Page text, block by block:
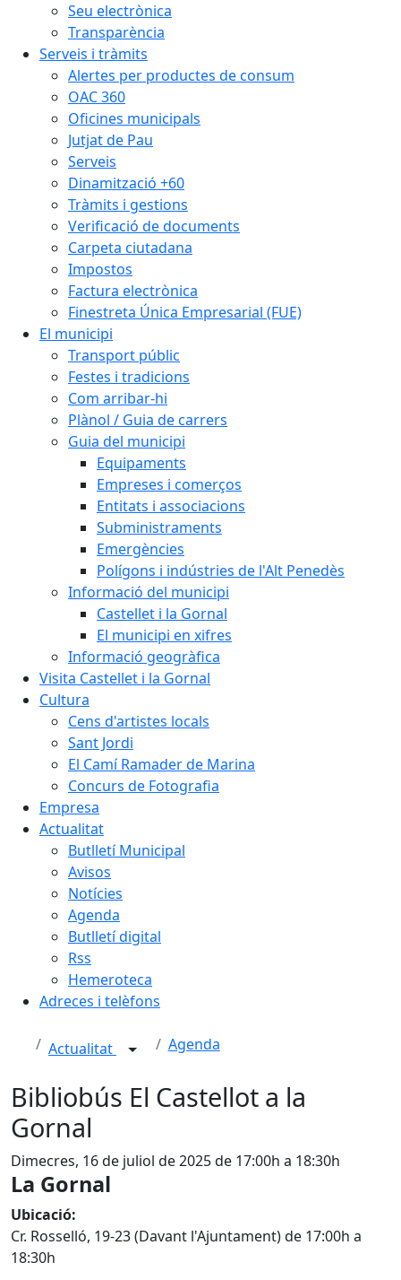
Seu electrònica
Transparència
Serveis i tràmits
Alertes per productes de consum
OAC 360
Oficines municipals
Jutjat de Pau
Serveis
Dinamització +60
Tràmits i gestions
Verificació de documents
Carpeta ciutadana
Impostos
Factura electrònica
Finestreta Única Empresarial (FUE)
El municipi
Transport públic
Festes i tradicions
Com arribar-hi
Plànol / Guia de carrers
Guia del municipi
Equipaments
Empreses i comerços
Entitats i associacions
Subministraments
Emergències
Polígons i indústries de l'Alt Penedès
Informació del municipi
Castellet i la Gornal
El municipi en xifres
Informació geogràfica
Visita Castellet i la Gornal
Cultura
Cens d'artistes locals
Sant Jordi
El Camí Ramader de Marina
Concurs de Fotografia
Empresa
Actualitat
Butlletí Municipal
Avisos
Notícies
Agenda
Butlletí digital
Rss
Hemeroteca
Adreces i telèfons
Actualitat Agenda
Bibliobús El Castellot a la
Gornal
Dimecres, 16 de juliol de 2025 de 17:00h a 18:30h
La Gornal
Ubicació:
Cr. Rosselló, 19-23 (Davant l'Ajuntament) de 17:00h a
18:30h